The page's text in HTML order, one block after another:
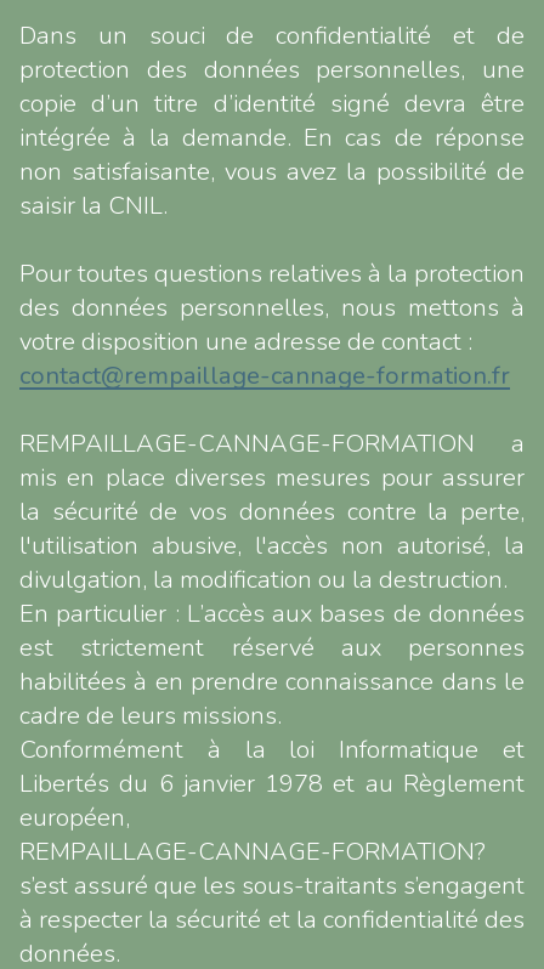
Dans un souci de confidentialité et de
protection des données personnelles, une
copie d’un titre d’identité signé devra être
intégrée à la demande. En cas de réponse
non satisfaisante, vous avez la possibilité de
saisir la CNIL.
Pour toutes questions relatives à la protection
des données personnelles, nous mettons à
votre disposition une adresse de contact :
contact@rempaillage-cannage-formation.fr
REMPAILLAGE-CANNAGE-FORMATION a
mis en place diverses mesures pour assurer
la sécurité de vos données contre la perte,
l'utilisation abusive, l'accès non autorisé, la
divulgation, la modification ou la destruction.
En particulier : L’accès aux bases de données
est strictement réservé aux personnes
habilitées à en prendre connaissance dans le
cadre de leurs missions.
Conformément à la loi Informatique et
Libertés du 6 janvier 1978 et au Règlement
européen,
REMPAILLAGE-CANNAGE-FORMATION?
s’est assuré que les sous-traitants s’engagent
à respecter la sécurité et la confidentialité des
données.